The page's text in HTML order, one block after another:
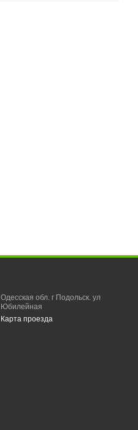
Одесская обл. г Подольск. ул
Юбилейная
Карта проезда